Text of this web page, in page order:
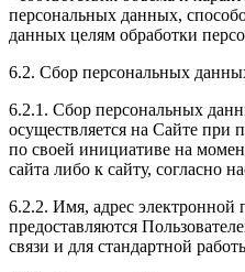
персональных данных,
данных целям обработки
6.2. Сбор персональных
6.2.1. Сбор персональных
осуществляется на Сайте при
по своей инициативе на
сайта либо к сайту, согласно
6.2.2. Имя, адрес электронной
предоставляются
связи и для стандартной